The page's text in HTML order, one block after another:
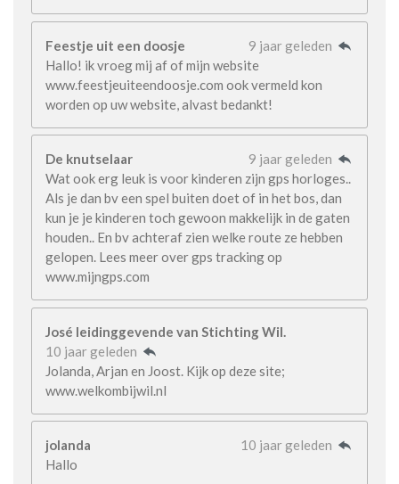
Feestje uit een doosje
9 jaar geleden
Hallo! ik vroeg mij af of mijn website
www.feestjeuiteendoosje.com ook vermeld kon
worden op uw website, alvast bedankt!
De knutselaar
9 jaar geleden
Wat ook erg leuk is voor kinderen zijn gps horloges..
Als je dan bv een spel buiten doet of in het bos, dan
kun je je kinderen toch gewoon makkelijk in de gaten
houden.. En bv achteraf zien welke route ze hebben
gelopen. Lees meer over gps tracking op
www.mijngps.com
José leidinggevende van Stichting Wil.
10 jaar geleden
Jolanda, Arjan en Joost. Kijk op deze site;
www.welkombijwil.nl
jolanda
10 jaar geleden
Hallo